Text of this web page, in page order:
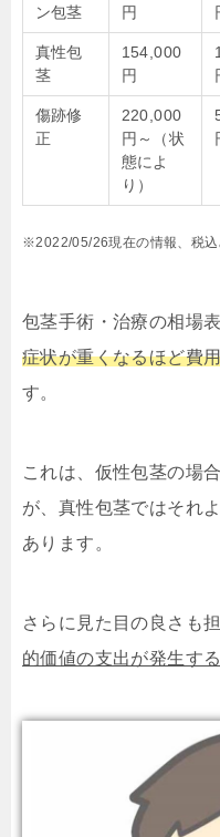
ン包茎
円
真性包
茎
154,000
円
傷跡修
正
220,000
円～（状
態によ
り）
※2022/05/26現在の情報、税
包茎手術・治療の相場
症状が重くなるほど費
す。
これは、仮性包茎の場
が、真性包茎ではそれ
あります。
さらに見た目の良さも
的価値の支出が発生す